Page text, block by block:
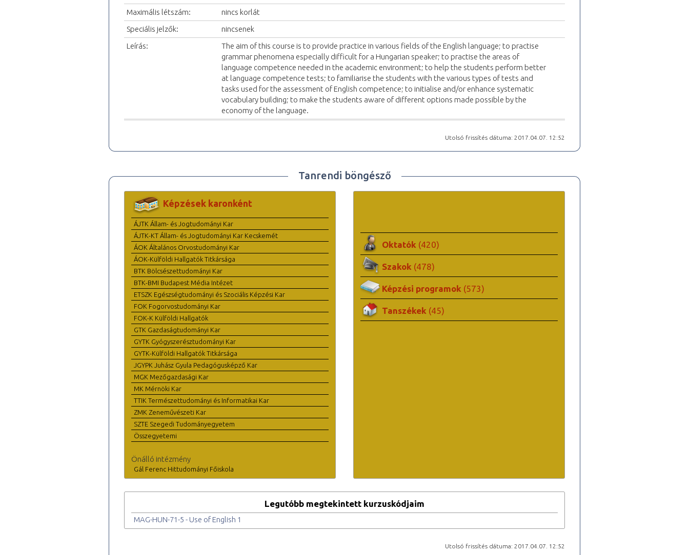
Maximális létszám:
nincs korlát
Speciális jelzők:
nincsenek
Leírás:
The aim of this course is to provide practice in various fields of the English language; to practise
grammar phenomena especially difficult for a Hungarian speaker; to practise the areas of
language competence needed in the academic environment; to help the students perform better
at language competence tests; to familiarise the students with the various types of tests and
tasks used for the assessment of English competence; to initialise and/or enhance systematic
vocabulary building; to make the students aware of different options made possible by the
economy of the language.
Utolsó frissítés dátuma: 2017.04.07. 12:52
Tanrendi böngésző
Képzések karonként
ÁJTK Állam- és Jogtudományi Kar
ÁJTK-KT Állam- és Jogtudományi Kar Kecskemét
ÁOK Általános Orvostudományi Kar
ÁOK-Külföldi Hallgatók Titkársága
BTK Bölcsészettudományi Kar
BTK-BMI Budapest Média Intézet
ETSZK Egészségtudományi és Szociális Képzési Kar
FOK Fogorvostudományi Kar
FOK-K Külföldi Hallgatók
GTK Gazdaságtudományi Kar
GYTK Gyógyszerésztudományi Kar
GYTK-Külföldi Hallgatók Titkársága
JGYPK Juhász Gyula Pedagógusképző Kar
MGK Mezőgazdasági Kar
MK Mérnöki Kar
TTIK Természettudományi és Informatikai Kar
ZMK Zeneművészeti Kar
SZTE Szegedi Tudományegyetem
Összegyetemi
Önálló intézmény
Gál Ferenc Hittudományi Főiskola
Oktatók (420)
Szakok (478)
Képzési programok (573)
Tanszékek (45)
Legutóbb megtekintett kurzuskódjaim
MAG-HUN-71-5 - Use of English 1
Utolsó frissítés dátuma: 2017.04.07. 12:52